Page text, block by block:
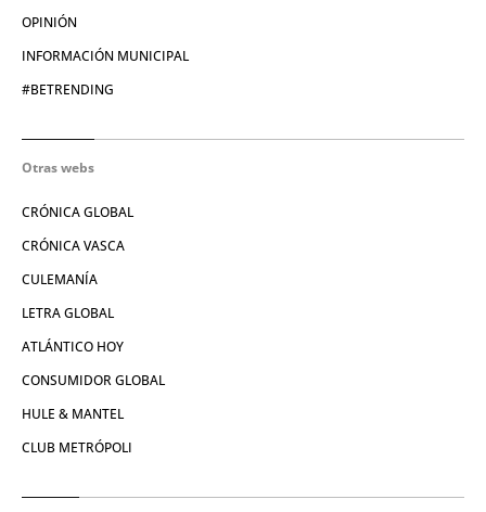
OPINIÓN
INFORMACIÓN MUNICIPAL
#BETRENDING
Otras webs
CRÓNICA GLOBAL
CRÓNICA VASCA
CULEMANÍA
LETRA GLOBAL
ATLÁNTICO HOY
CONSUMIDOR GLOBAL
HULE & MANTEL
CLUB METRÓPOLI